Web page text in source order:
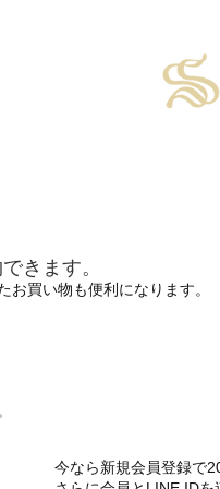
きます。
買い物も便利になります。
今なら新規会員登録で